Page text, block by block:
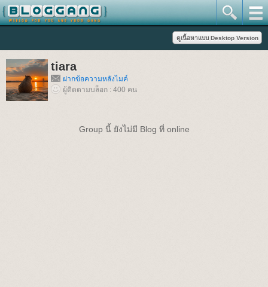
tiara
ฝากข้อความหลังไมค์
ผู้ติดตามบล็อก : 400 คน
Group นี้ ยังไม่มี Blog ที่ online